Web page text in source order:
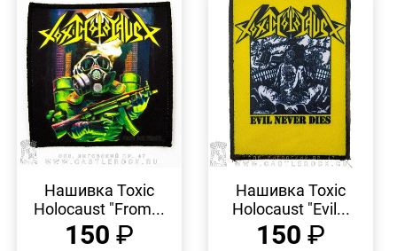
ПРОСМОТР
Нашивка Toxic
Holocaust "From...
150 ₽
ПРОСМОТР
Нашивка Toxic
Holocaust "Evil...
150 ₽